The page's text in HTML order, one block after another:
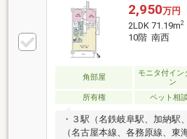
2,950万円
2LDK 71.19m2
10階 南西
角部屋
モニタ付イン
ン
所有権 ペット相
・３駅（名鉄岐阜駅、加納駅
（名古屋本線、各務原線、東